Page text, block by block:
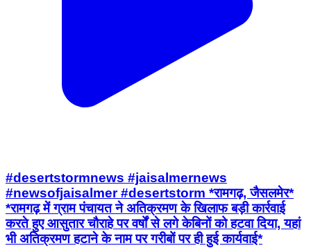
#desertstormnews #jaisalmernews
#newsofjaisalmer #desertstorm *रामगढ़, जैसलमेर*
*रामगढ़ में ग्राम पंचायत ने अतिक्रमण के खिलाफ बड़ी कार्रवाई
करते हुए आसुतार चौराहे पर वर्षों से लगे केबिनों को हटवा दिया, यहां
भी अतिक्रमण हटाने के नाम पर गरीबों पर ही हुई कार्यवाई*